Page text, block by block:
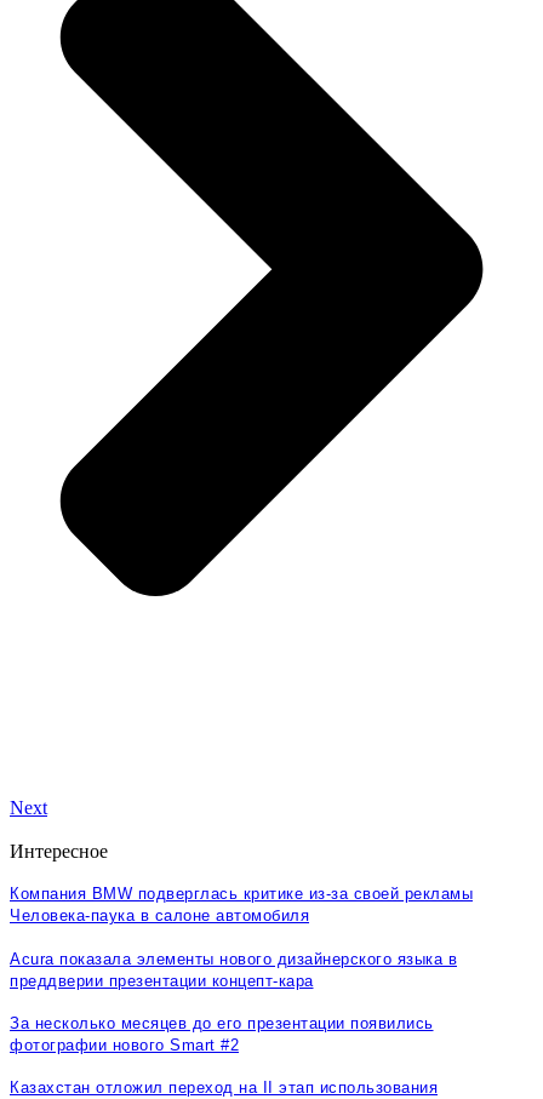
Next
Интересное
Компания BMW подверглась критике из-за своей рекламы
Человека-паука в салоне автомобиля
Acura показала элементы нового дизайнерского языка в
преддверии презентации концепт-кара
За несколько месяцев до его презентации появились
фотографии нового Smart #2
Казахстан отложил переход на II этап использования